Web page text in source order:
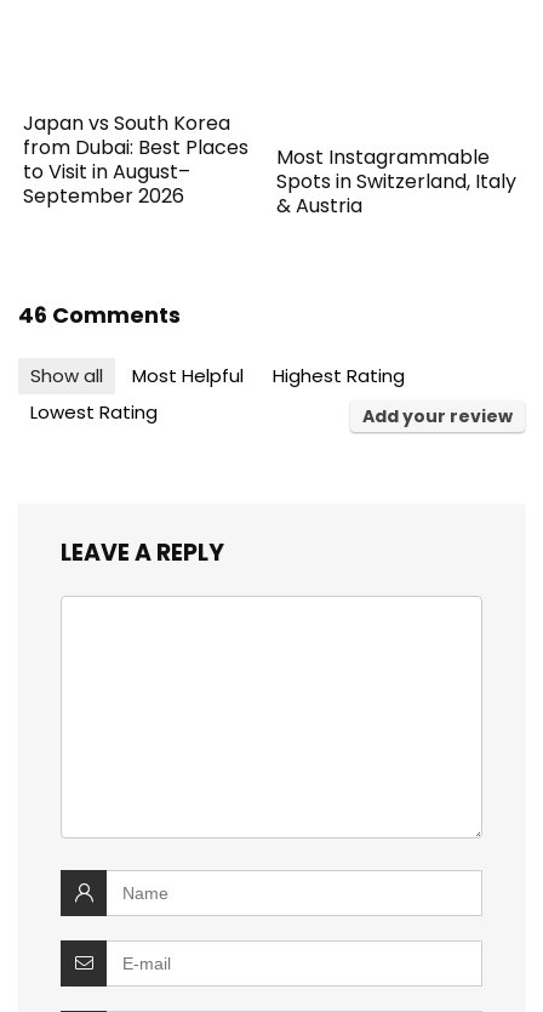
Japan vs South Korea
from Dubai: Best Places
to Visit in August–
September 2026
Most Instagrammable
Spots in Switzerland, Italy
& Austria
46 Comments
Show all Most Helpful
Highest Rating
Lowest Rating
Add your review
LEAVE A REPLY